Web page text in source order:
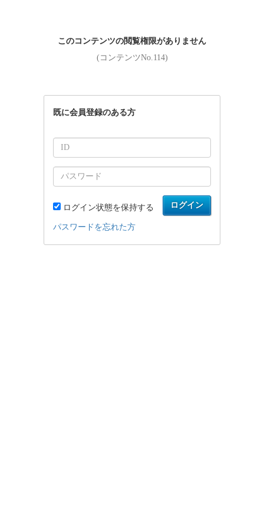
このコンテンツの閲覧権限がありません
(コンテンツNo.114)
既に会員登録のある方
ログイン
ログイン状態を保持する
パスワードを忘れた方